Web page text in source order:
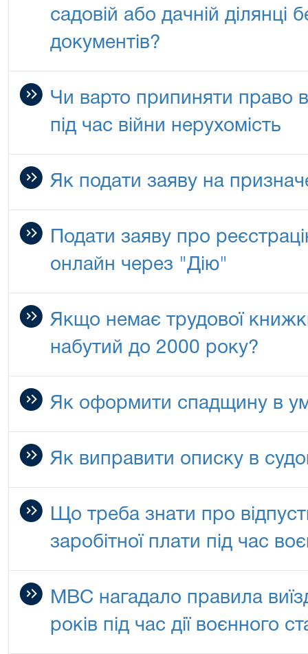
садовій або дачній ділянці
документів?
Чи варто припиняти право
під час війни нерухомість
Як подати заяву на
Подати заяву про
онлайн через "Дію"
Якщо немає трудової
набутий до 2000 року?
Як оформити спадщину в
Як виправити описку в
Що треба знати про
заробітної плати під час
МВС нагадало правила
років під час дії воєнного